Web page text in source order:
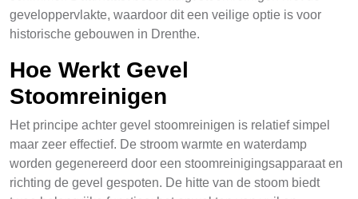
geveloppervlakte, waardoor dit een veilige optie is voor
historische gebouwen in Drenthe.
Hoe Werkt Gevel
Stoomreinigen
Het principe achter gevel stoomreinigen is relatief simpel
maar zeer effectief. De stroom warmte en waterdamp
worden gegenereerd door een stoomreinigingsapparaat en
richting de gevel gespoten. De hitte van de stoom biedt